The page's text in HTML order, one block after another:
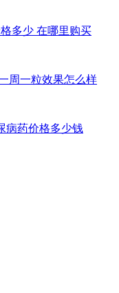
多少 在哪里购买
周一粒效果怎么样
病药价格多少钱